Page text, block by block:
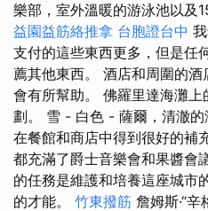
樂部，室外溫暖的游泳池以及
益園益筋絡推拿 台胞證台中
支付的這些東西更多，但是任
薦其他東西。 酒店和周圍的
會有所幫助。 佛羅里達海灘
劃。 雪 - 白色 - 薩爾，清澈
在餐館和商店中得到很好的補
都充滿了爵士音樂會和果醬會
的任務是維護和培養這座城市
的才能。 竹東撥筋 詹姆斯·“辛